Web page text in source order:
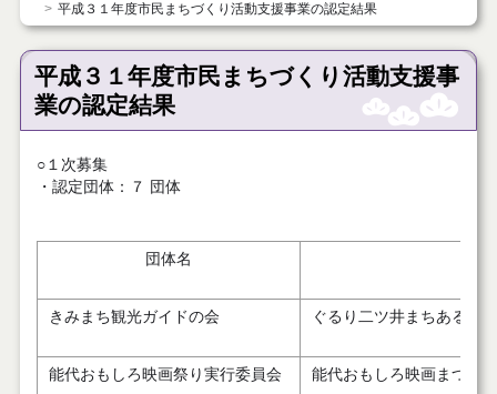
平成３１年度市民まちづくり活動支援事業の認定結果
平成３１年度市民まちづくり活動支援事
業の認定結果
○１次募集
・認定団体：７ 団体
団体名
きみまち観光ガイドの会 ぐるり二ツ井まちあるき
能代おもしろ映画祭り実行委員会 能代おもしろ映画まつり